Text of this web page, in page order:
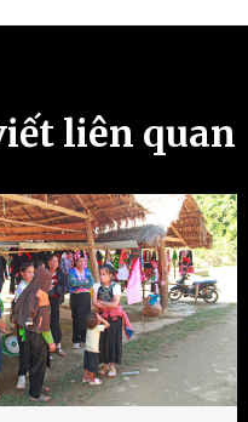
liên quan